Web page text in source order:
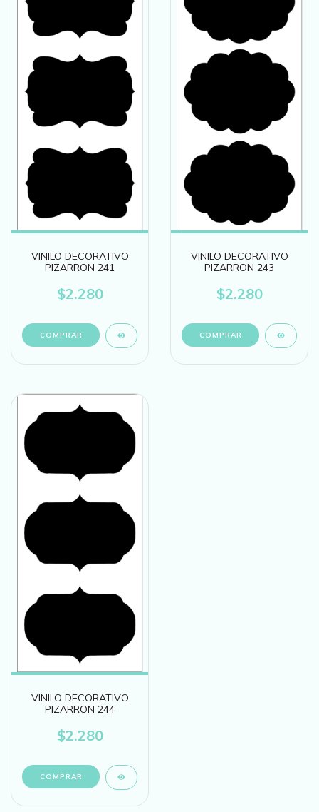
VINILO DECORATIVO
PIZARRON 241
$2.280
VINILO DECORATIVO
PIZARRON 243
$2.280
VINILO DECORATIVO
PIZARRON 244
$2.280